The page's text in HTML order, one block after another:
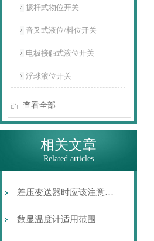
振杆式物位开关
音叉式液位/料位开关
电极接触式液位开关
浮球液位开关
查看全部
相关文章
Related articles
差压变送器时应该注意的问题
数显温度计适用范围